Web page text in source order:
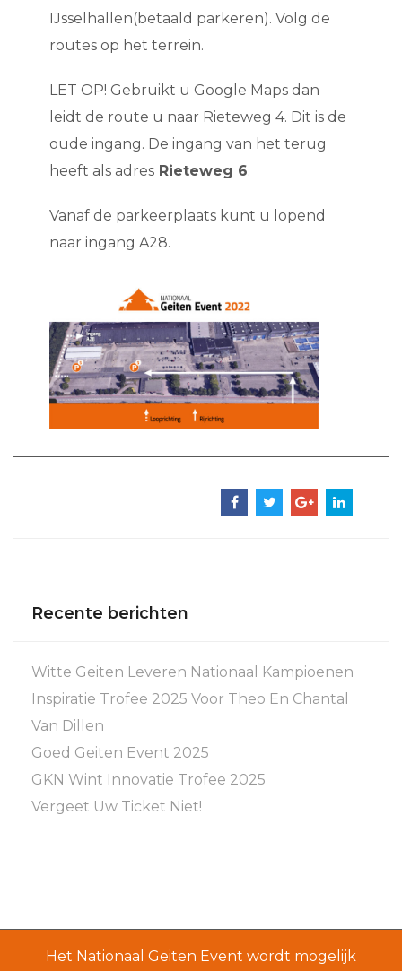
IJsselhallen(betaald parkeren). Volg de
routes op het terrein.
LET OP! Gebruikt u Google Maps dan
leidt de route u naar Rieteweg 4. Dit is de
oude ingang. De ingang van het terug
heeft als adres Rieteweg 6.
Vanaf de parkeerplaats kunt u lopend
naar ingang A28.
Recente berichten
Witte Geiten Leveren Nationaal Kampioenen
Inspiratie Trofee 2025 Voor Theo En Chantal
Van Dillen
Goed Geiten Event 2025
GKN Wint Innovatie Trofee 2025
Vergeet Uw Ticket Niet!
Het Nationaal Geiten Event wordt mogelijk